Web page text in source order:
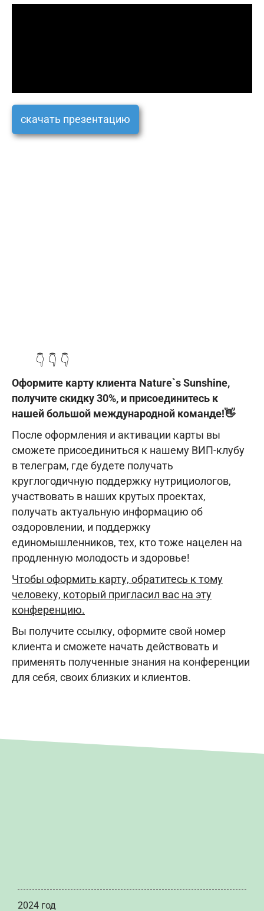
скачать презентацию
👇 👇 👇
Оформите карту клиента Nature`s Sunshine,
получите скидку 30%, и присоединитесь к
нашей большой международной команде!👋
После оформления и активации карты вы
сможете присоединиться к нашему ВИП-клубу
в телеграм, где будете получать
круглогодичную поддержку нутрициологов,
участвовать в наших крутых проектах,
получать актуальную информацию об
оздоровлении, и поддержку
единомышленников, тех, кто тоже нацелен на
продленную молодость и здоровье!
Чтобы оформить карту, обратитесь к тому
человеку, который пригласил вас на эту
конференцию.
Вы получите ссылку, оформите свой номер
клиента и сможете начать действовать и
применять полученные знания на конференции
для себя, своих близких и клиентов.
2024 год